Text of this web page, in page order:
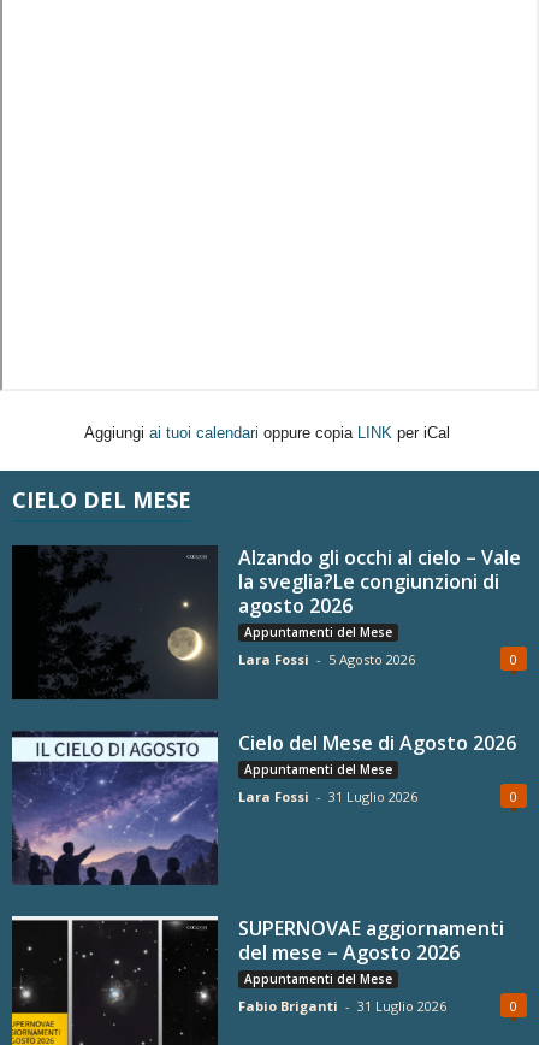
Aggiungi ai tuoi calendari oppure copia LINK per iCal
CIELO DEL MESE
Alzando gli occhi al cielo – Vale
la sveglia?Le congiunzioni di
agosto 2026
Appuntamenti del Mese
Lara Fossi - 5 Agosto 2026 0
Cielo del Mese di Agosto 2026
Appuntamenti del Mese
Lara Fossi - 31 Luglio 2026 0
SUPERNOVAE aggiornamenti
del mese – Agosto 2026
Appuntamenti del Mese
Fabio Briganti - 31 Luglio 2026 0